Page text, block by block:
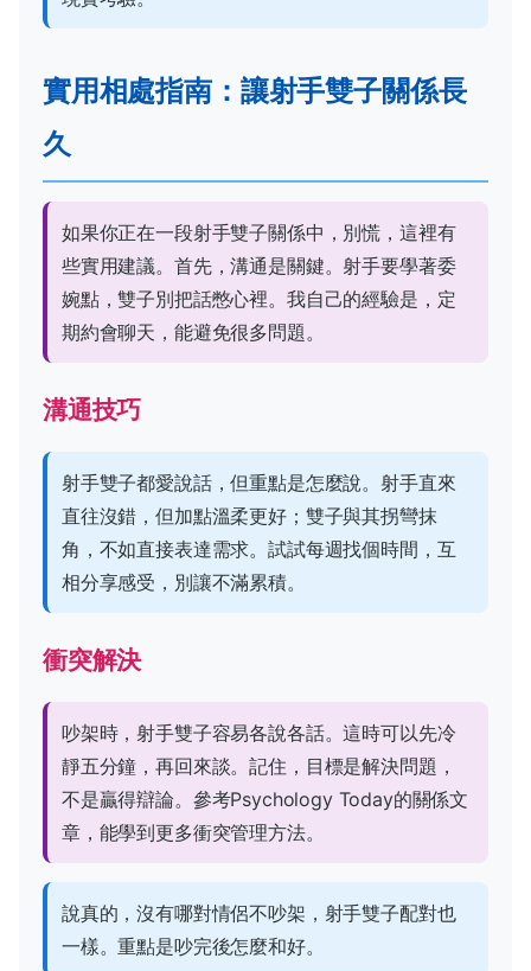
實用相處指南：讓射手雙子關係長
久
如果你正在一段射手雙子關係中，別慌，這裡有
些實用建議。首先，溝通是關鍵。射手要學著委
婉點，雙子別把話憋心裡。我自己的經驗是，定
期約會聊天，能避免很多問題。
溝通技巧
射手雙子都愛說話，但重點是怎麼說。射手直來
直往沒錯，但加點溫柔更好；雙子與其拐彎抹
角，不如直接表達需求。試試每週找個時間，互
相分享感受，別讓不滿累積。
衝突解決
吵架時，射手雙子容易各說各話。這時可以先冷
靜五分鐘，再回來談。記住，目標是解決問題，
不是贏得辯論。參考Psychology Today的關係文
章，能學到更多衝突管理方法。
說真的，沒有哪對情侶不吵架，射手雙子配對也
一樣。重點是吵完後怎麼和好。